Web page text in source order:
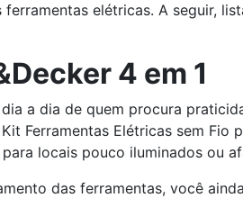
elétricas. A seguir,
4 em 1
a dia de quem procura
Ferramentas Elétricas sem Fio
locais pouco iluminados ou
das ferramentas, você